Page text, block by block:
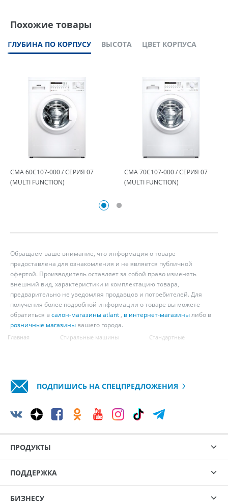
Похожие товары
ГЛУБИНА ПО КОРПУСУ ВЫСОТА ЦВЕТ КОРПУСА
СМА 60С107-000 / СЕРИЯ 07
(MULTI FUNCTION)
СМА 70С107-000 / СЕРИЯ 07
(MULTI FUNCTION)
Обращаем ваше внимание, что информация о товаре
предоставлена для ознакомления и не является публичной
офертой. Производитель оставляет за собой право изменять
внешний вид, характеристики и комплектацию товара,
предварительно не уведомляя продавцов и потребителей. Для
получения более подробной информации о товаре вы можете
обратиться всалон-магазины atlant, в интернет-магазинылибо в
розничные магазины вашего города.
Главная Стиральные машины Стандартные
ПОДПИШИСЬ НА СПЕЦПРЕДЛОЖЕНИЯ
ПРОДУКТЫ
ПОДДЕРЖКА
БИЗНЕСУ